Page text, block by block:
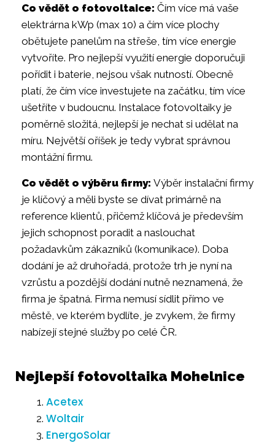
Co vědět o fotovoltaice: Čím více má vaše
elektrárna kWp (max 10) a čím více plochy
obětujete panelům na střeše, tím více energie
vytvoříte. Pro nejlepší využití energie doporučuji
pořídit i baterie, nejsou však nutností. Obecně
platí, že čím více investujete na začátku, tím více
ušetříte v budoucnu. Instalace fotovoltaiky je
poměrně složitá, nejlepší je nechat si udělat na
míru. Největší oříšek je tedy vybrat správnou
montážní firmu.
Co vědět o výběru firmy: Výběr instalační firmy
je klíčový a měli byste se dívat primárně na
reference klientů, přičemž klíčová je především
jejich schopnost poradit a naslouchat
požadavkům zákazníků (komunikace). Doba
dodání je až druhořadá, protože trh je nyní na
vzrůstu a pozdější dodání nutně neznamená, že
firma je špatná. Firma nemusí sídlit přímo ve
městě, ve kterém bydlíte, je zvykem, že firmy
nabízejí stejné služby po celé ČR.
Nejlepší fotovoltaika Mohelnice
Acetex
Woltair
EnergoSolar